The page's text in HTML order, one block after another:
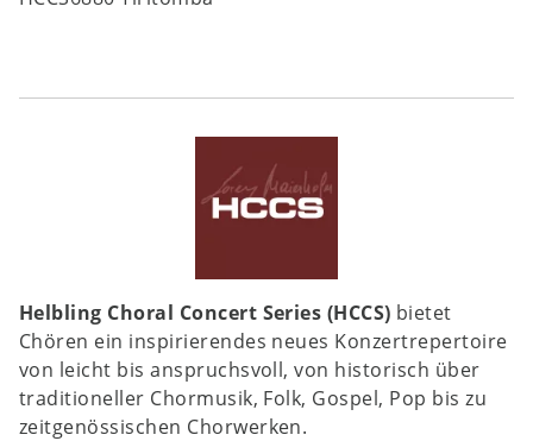
Helbling Choral Concert Series (HCCS) bietet
Chören ein inspirierendes neues Konzertrepertoire
von leicht bis anspruchsvoll, von historisch über
traditioneller Chormusik, Folk, Gospel, Pop bis zu
zeitgenössischen Chorwerken.